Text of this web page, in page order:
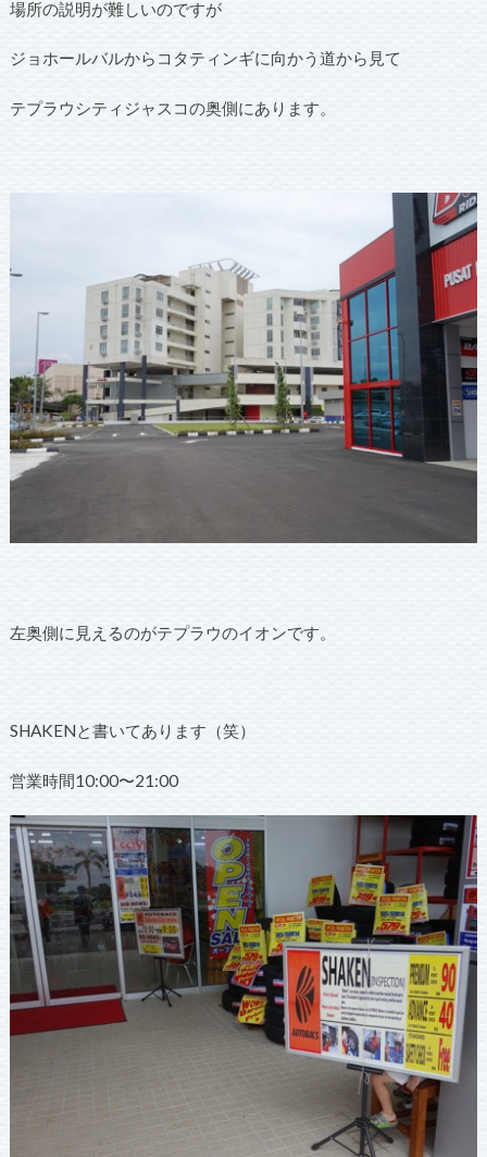
場所の説明が難しいのですが
ジョホールバルからコタティンギに向かう道から見て
テプラウシティジャスコの奥側にあります。
左奥側に見えるのがテプラウのイオンです。
SHAKENと書いてあります（笑）
営業時間10:00〜21:00